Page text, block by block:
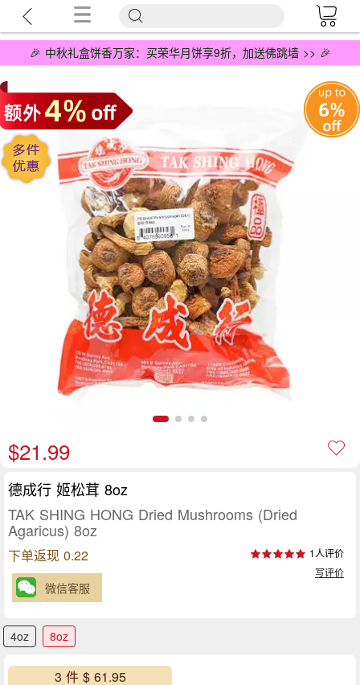
🎉 中秋礼盒饼香万家：买荣华月饼享9折，加送佛跳墙 >> 🎉
$21.99
德成行 姬松茸 8oz
TAK SHING HONG Dried Mushrooms (Dried
Agaricus) 8oz
下单返现 0.22
1人评价
写评价
微信客服
4oz 8oz
3 件 $ 61.95